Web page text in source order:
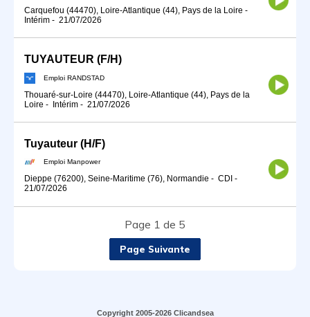
Carquefou (44470), Loire-Atlantique (44), Pays de la Loire -
Intérim - 21/07/2026
TUYAUTEUR (F/H)
Emploi RANDSTAD
Thouaré-sur-Loire (44470), Loire-Atlantique (44), Pays de la
Loire - Intérim - 21/07/2026
Tuyauteur (H/F)
Emploi Manpower
Dieppe (76200), Seine-Maritime (76), Normandie - CDI -
21/07/2026
Page 1 de 5
Page Suivante
Copyright 2005-2026 Clicandsea